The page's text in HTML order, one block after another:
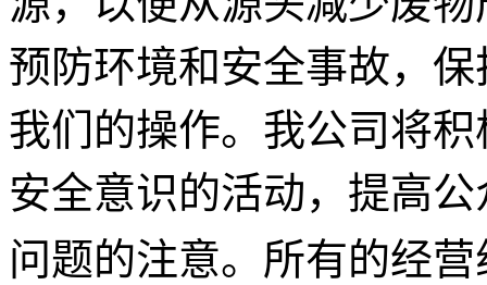
预防环境和安全事故，
我们的操作。我公司将
安全意识的活动，提高
问题的注意。 所有的经